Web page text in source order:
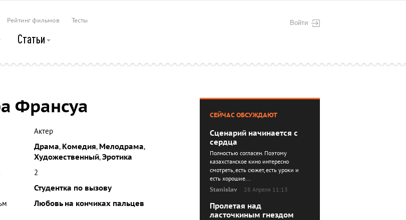
Войти
Рейтинг фильмов Тесты
Статьи
Франсуа
Актер
Драма, Комедия, Мелодрама,
Художественный,Эротика
2
Студентка по вызову
Любовь на кончиках пальцев
СЕЙЧАС ОБСУЖДАЮТ
Сценарий начинается с
сердца
Полностью согласен. Поэтому
казахстанское кино интересно
смотреть, есть сюжет, есть уроки и
есть хорошие...
Stanislav
28 Апреля 11:13
Пролетая над
ласточкиным гнездом